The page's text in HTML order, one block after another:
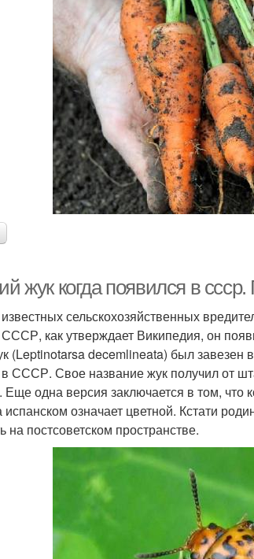
жук когда появился в
сельскохозяйственных
как утверждает Википедия, он
(Leptinotarsa decemlineata) был
СССР. Свое название жук получил от
одна версия заключается в том, что
испанском означает цветной. Кстати
на постсоветском пространстве.